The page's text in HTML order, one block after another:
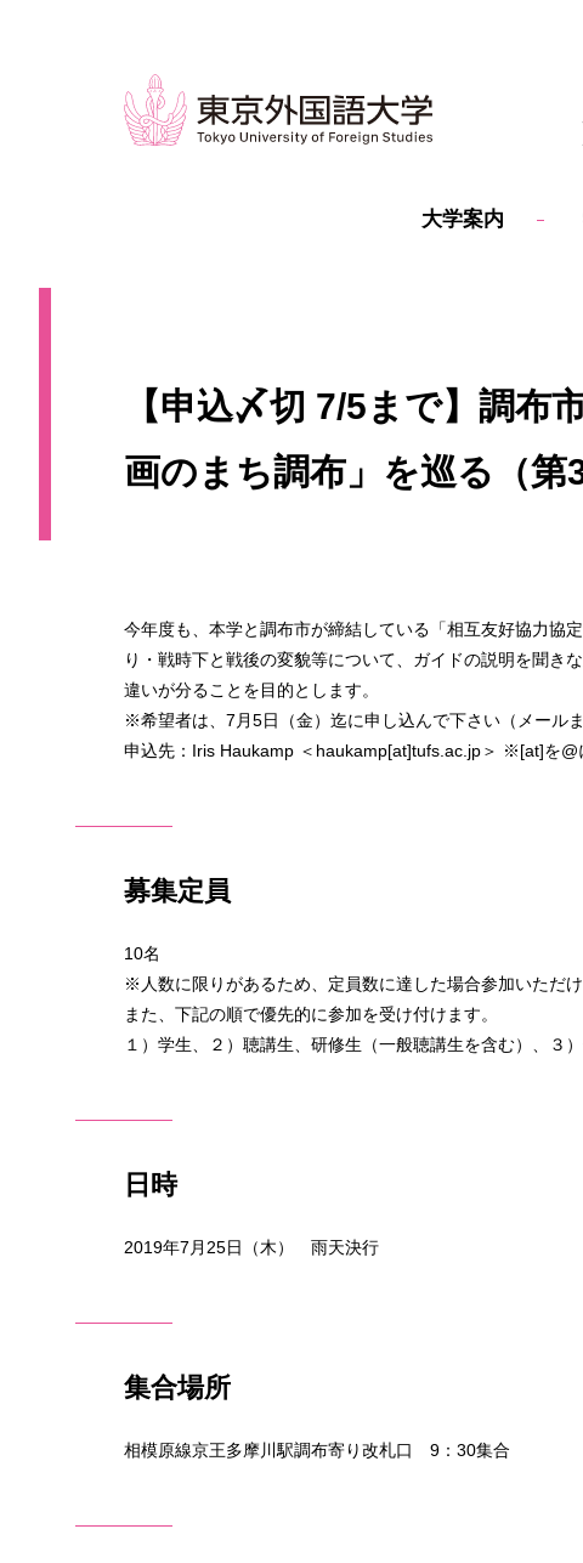
大学案内
【申込〆切 7/5まで】調
画のまち調布」を巡る（第3
今年度も、本学と調布市が締結している「相互友好協力協
り・戦時下と戦後の変貌等について、ガイドの説明を聞き
違いが分ることを目的とします。
※希望者は、7月5日（金）迄に申し込んで下さい（メールま
申込先：Iris Haukamp ＜haukamp[at]tufs.ac.jp＞ ※[at]を@
募集定員
10名
※人数に限りがあるため、定員数に達した場合参加いただけ
また、下記の順で優先的に参加を受け付けます。
１）学生、２）聴講生、研修生（一般聴講生を含む）、３
日時
2019年7月25日（木） 雨天決行
集合場所
相模原線京王多摩川駅調布寄り改札口 9：30集合